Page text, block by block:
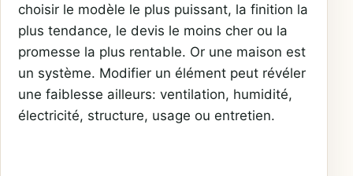
choisir le modèle le plus puissant, la finition la
plus tendance, le devis le moins cher ou la
promesse la plus rentable. Or une maison est
un système. Modifier un élément peut révéler
une faiblesse ailleurs: ventilation, humidité,
électricité, structure, usage ou entretien.